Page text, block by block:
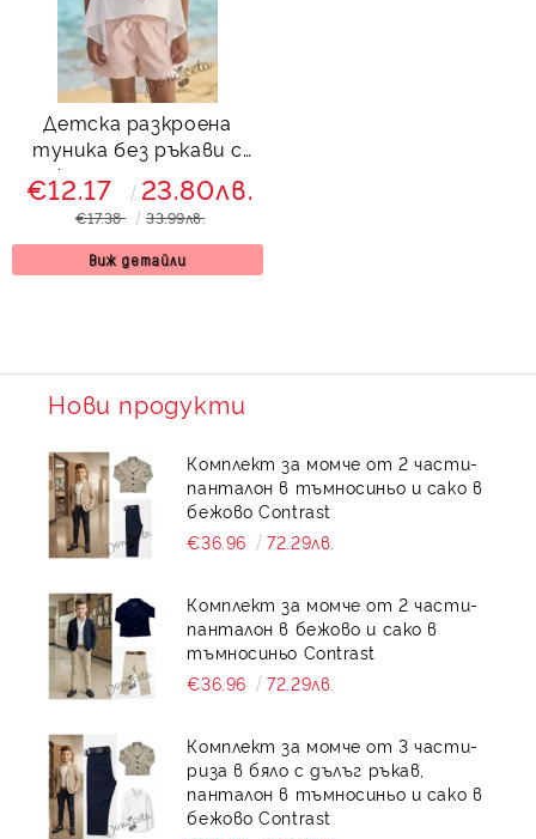
Детска разкроена
туника без ръкави с
флорален принт
€12.17 23.80лв.
€17.38 33.99лв.
Виж детайли
Нови продукти
Комплект за момче от 2 части-
панталон в тъмносиньо и сако в
бежово Contrast
€36.96
72.29лв.
Комплект за момче от 2 части-
панталон в бежово и сако в
тъмносиньо Contrast
€36.96
72.29лв.
Комплект за момче от 3 части-
риза в бяло с дълъг ръкав,
панталон в тъмносиньо и сако в
бежово Contrast